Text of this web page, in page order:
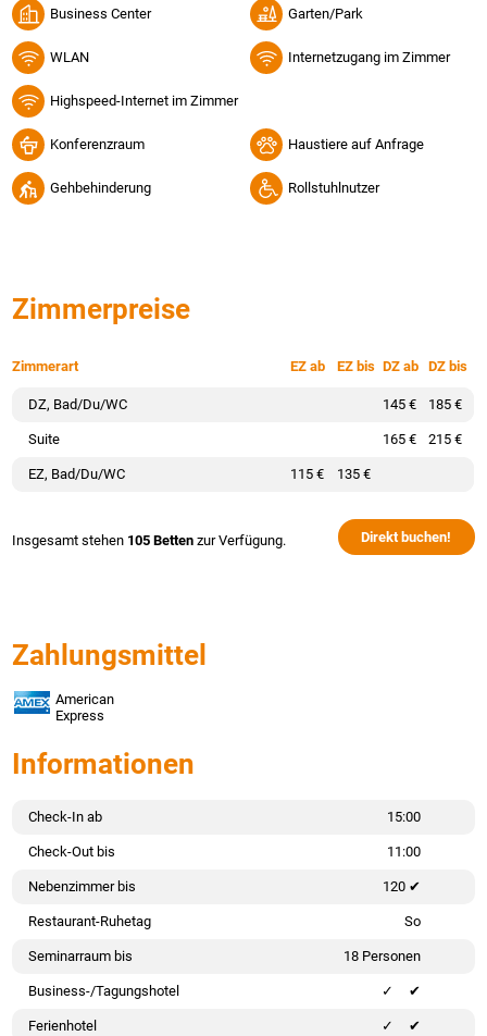
Business Center Garten/Park
WLAN Internetzugang im Zimmer
Highspeed-Internet im Zimmer
Konferenzraum Haustiere auf Anfrage
Gehbehinderung Rollstuhlnutzer
Zimmerpreise
Zimmerart EZ ab EZ bis DZ ab DZ bis
DZ, Bad/Du/WC 145 € 185 €
Suite 165 € 215 €
EZ, Bad/Du/WC 115 € 135 €
Insgesamt stehen 105 Betten zur Verfügung. Direkt buchen!
Zahlungsmittel
American
Express
Informationen
Check-In ab 15:00
Check-Out bis 11:00
Nebenzimmer bis 120 ✔
Restaurant-Ruhetag So
Seminarraum bis 18 Personen
Business-/Tagungshotel ✔
Ferienhotel ✔